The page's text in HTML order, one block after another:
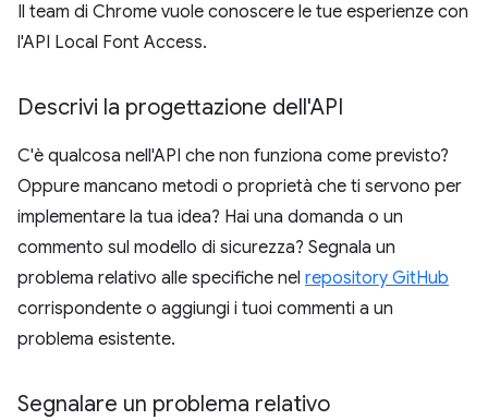
Il team di Chrome vuole conoscere le tue esperienze con
l'API Local Font Access.
Descrivi la progettazione dell'API
C'è qualcosa nell'API che non funziona come previsto?
Oppure mancano metodi o proprietà che ti servono per
implementare la tua idea? Hai una domanda o un
commento sul modello di sicurezza? Segnala un
problema relativo alle specifiche nel repository GitHub
corrispondente o aggiungi i tuoi commenti a un
problema esistente.
Segnalare un problema relativo